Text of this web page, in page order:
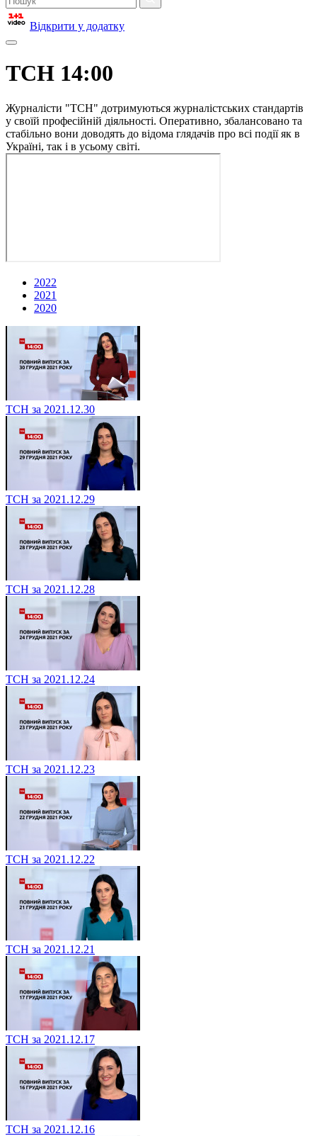
Відкрити у додатку
ТСН 14:00
Журналісти "ТСН" дотримуються журналістських стандартів
у своїй професійній діяльності. Оперативно, збалансовано та
стабільно вони доводять до відома глядачів про всі події як в
Україні, так і в усьому світі.
2022
2021
2020
ТСН за 2021.12.30
ТСН за 2021.12.29
ТСН за 2021.12.28
ТСН за 2021.12.24
ТСН за 2021.12.23
ТСН за 2021.12.22
ТСН за 2021.12.21
ТСН за 2021.12.17
ТСН за 2021.12.16